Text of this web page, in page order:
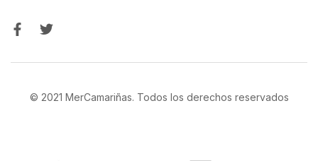
© 2021 MerCamariñas. Todos los derechos reservados